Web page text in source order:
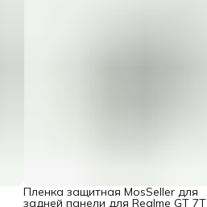
Пленка защитная MosSeller для
задней панели для Realme GT 7T